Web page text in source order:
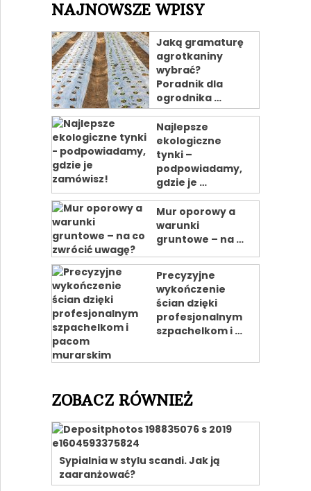
NAJNOWSZE WPISY
Jaką gramaturę
agrotkaniny
wybrać?
Poradnik dla
ogrodnika …
Najlepsze
ekologiczne
tynki –
podpowiadamy,
gdzie je …
Mur oporowy a
warunki
gruntowe – na …
Precyzyjne
wykończenie
ścian dzięki
profesjonalnym
szpachelkom i …
ZOBACZ RÓWNIEŻ
Sypialnia w stylu scandi. Jak ją
zaaranżować?